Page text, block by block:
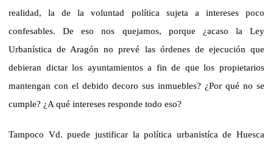
realidad, la de la voluntad política sujeta a intereses poco
confesables. De eso nos quejamos, porque ¿acaso la Ley
Urbanística de Aragón no prevé las órdenes de ejecución que
debieran dictar los ayuntamientos a fin de que los propietarios
mantengan con el debido decoro sus inmuebles? ¿Por qué no se
cumple? ¿A qué intereses responde todo eso?
Tampoco Vd. puede justificar la política urbanistíca de Huesca